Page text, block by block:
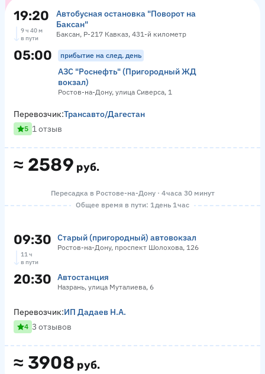
19:20
Автобусная остановка "Поворот на
Баксан"
Баксан, Р-217 Кавказ, 431-й километр
9 ч 40 м
в пути
05:00 прибытие на след. день
АЗС "Роснефть" (Пригородный ЖД
вокзал)
Ростов-на-Дону, улица Сиверса, 1
≈ 2589 руб.
Перевозчик:Трансавто/Дагестан
5 1 отзыв
Пересадка в Ростове-на-Дону · 4 часа 30 минут
Общее время в пути: 1 день 1 час
09:30 Старый (пригородный) автовокзал
Ростов-на-Дону, проспект Шолохова, 126
11 ч
в пути
20:30 Автостанция
Назрань, улица Муталиева, 6
≈ 3908 руб.
Перевозчик:ИП Дадаев Н.А.
4 3 отзывов